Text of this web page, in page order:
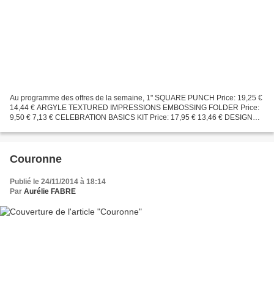
Au programme des offres de la semaine, 1" SQUARE PUNCH Price: 19,25 €
14,44 € ARGYLE TEXTURED IMPRESSIONS EMBOSSING FOLDER Price:
9,50 € 7,13 € CELEBRATION BASICS KIT Price: 17,95 € 13,46 € DESIGNER
Couronne
Publié le 24/11/2014 à 18:14
Par Aurélie FABRE